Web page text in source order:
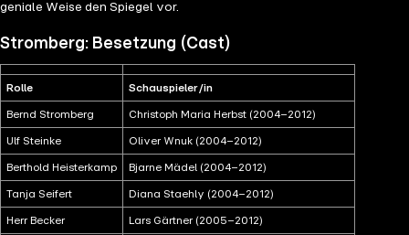
geniale Weise den Spiegel vor.
Stromberg: Besetzung (Cast)
Rolle Schauspieler/in
Bernd Stromberg Christoph Maria Herbst (2004–2012)
Ulf Steinke Oliver Wnuk (2004–2012)
Berthold Heisterkamp Bjarne Mädel (2004–2012)
Tanja Seifert Diana Staehly (2004–2012)
Herr Becker Lars Gärtner (2005–2012)